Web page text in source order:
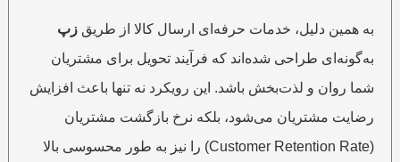
به همین دلیل، خدمات حرفه‌ای ارسال کالا از طریق زپ
به‌گونه‌ای طراحی شده‌اند که فرآیند تحویل برای مشتریان
شما روان و لذت‌بخش باشد. این رویکرد نه تنها باعث افزایش
رضایت مشتریان می‌شود، بلکه نرخ بازگشت مشتریان
(Customer Retention Rate) را نیز به طور محسوسی بالا